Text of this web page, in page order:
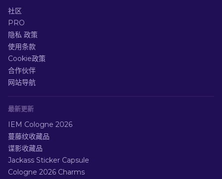
社区
PRO
隐私 政策
使用条款
Cookie政策
合作伙伴
网站导航
最新更新
IEM Cologne 2026
蔓藤纹收藏品
谍影收藏品
Jackass Sticker Capsule
Cologne 2026 Charms